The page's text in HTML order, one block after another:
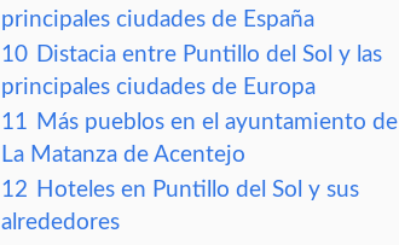
principales ciudades de España
10 Distacia entre Puntillo del Sol y las
principales ciudades de Europa
11 Más pueblos en el ayuntamiento de
La Matanza de Acentejo
12 Hoteles en Puntillo del Sol y sus
alrededores